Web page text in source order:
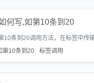
何写,如第10条到20
10条到20调用方法，在标签中
第10条到20 标签调用